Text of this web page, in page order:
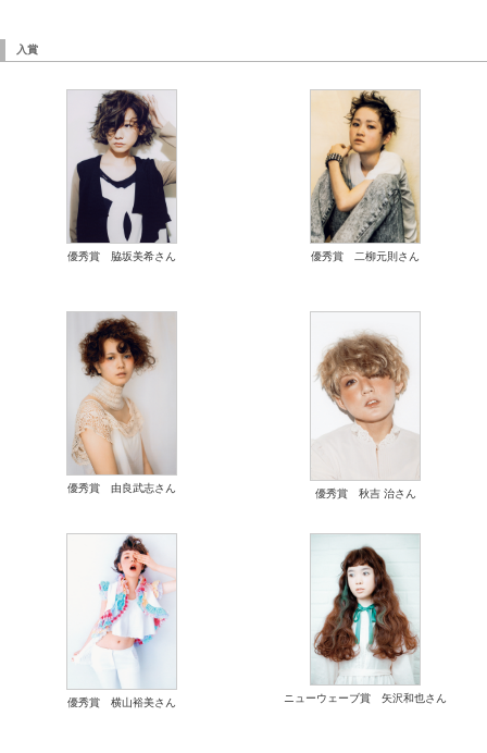
入賞
優秀賞 脇坂美希さん 優秀賞 二柳元則さん
優秀賞 由良武志さん 優秀賞 秋吉 治さん
優秀賞 横山裕美さん ニューウェーブ賞 矢沢和也さん